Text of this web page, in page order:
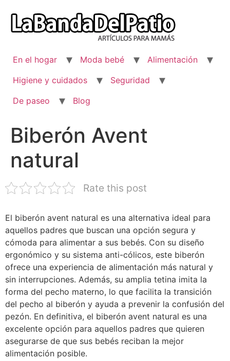
contenido
En el hogar Moda bebé
Alimentación
Higiene y cuidados
Seguridad
De paseo
Blog
Biberón Avent
natural
Rate this post
El biberón avent natural es una alternativa ideal para
aquellos padres que buscan una opción segura y
cómoda para alimentar a sus bebés. Con su diseño
ergonómico y su sistema anti-cólicos, este biberón
ofrece una experiencia de alimentación más natural y
sin interrupciones. Además, su amplia tetina imita la
forma del pecho materno, lo que facilita la transición
del pecho al biberón y ayuda a prevenir la confusión del
pezón. En definitiva, el biberón avent natural es una
excelente opción para aquellos padres que quieren
asegurarse de que sus bebés reciban la mejor
alimentación posible.